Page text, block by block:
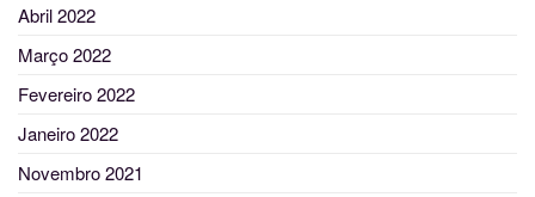
Abril 2022
Março 2022
Fevereiro 2022
Janeiro 2022
Novembro 2021